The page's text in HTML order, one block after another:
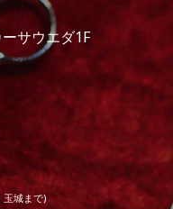
サウエダ1F
玉城まで)